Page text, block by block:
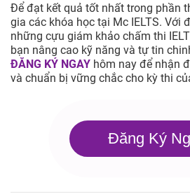
Để đạt kết quả tốt nhất trong phần
gia các khóa học tại Mc IELTS. Với
những cựu giám khảo chấm thi
bạn nâng cao kỹ năng và tự tin
ĐĂNG KÝ NGAY hôm nay để nhận
và chuẩn bị vững chắc cho kỳ thi
Đăng Ký